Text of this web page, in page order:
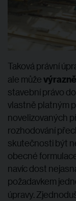
Taková právní
ale může
stavební právo
vlastně platným
novelizovaných
rozhodování
skutečnosti být
obecné
navíc dost
požadavkem
úpravy.